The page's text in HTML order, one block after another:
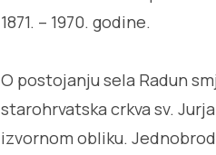
1871. – 1970. godine.
O postojanju sela Radun
starohrvatska crkva sv.
izvornom obliku.